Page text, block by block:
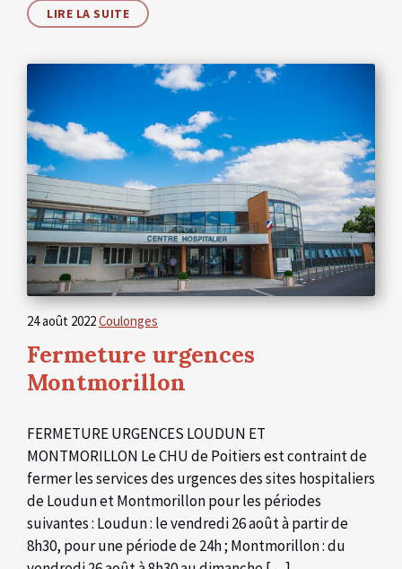
LIRE LA SUITE
24 août 2022Coulonges
Fermeture urgences
Montmorillon
FERMETURE URGENCES LOUDUN ET
MONTMORILLON Le CHU de Poitiers est contraint de
fermer les services des urgences des sites hospitaliers
de Loudun et Montmorillon pour les périodes
suivantes : Loudun : le vendredi 26 août à partir de
8h30, pour une période de 24h ; Montmorillon : du